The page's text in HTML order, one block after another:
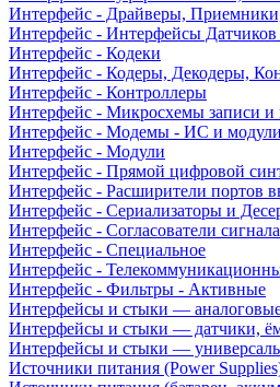
Интерфейс - Драйверы,
Интерфейс - Интерфейсы Датчиков
Интерфейс - Кодеки
Интерфейс - Кодеры, Декодеры,
Интерфейс - Контроллеры
Интерфейс - Микросхемы записи и
Интерфейс - Модемы - ИС и модули
Интерфейс - Модули
Интерфейс - Прямой цифровой
Интерфейс - Расширители портов
Интерфейс - Сериализаторы и
Интерфейс - Согласователи сигнала
Интерфейс - Специальное
Интерфейс -
Интерфейс - Фильтры - Активные
Интерфейсы и стыки —
Интерфейсы и стыки — датчики,
Интерфейсы и стыки —
Источники питания (Power